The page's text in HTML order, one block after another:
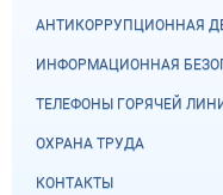
АНТИКОРРУПЦИОННАЯ
ИНФОРМАЦИОННАЯ
ТЕЛЕФОНЫ ГОРЯЧЕЙ
ОХРАНА ТРУДА
КОНТАКТЫ